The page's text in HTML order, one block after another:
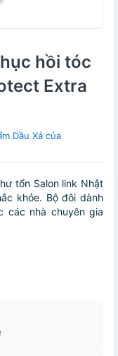
hồi tóc
Extra
Dầu Xả của
tổn Salon link Nhật
khỏe. Bộ đôi dành
các nhà chuyên gia